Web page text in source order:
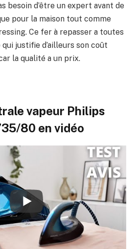
besoin d’être un expert avant de
pour la maison tout comme
Ce fer à repasser a toutes
qui justifie d’ailleurs son coût
la qualité a un prix.
vapeur Philips
80 en vidéo